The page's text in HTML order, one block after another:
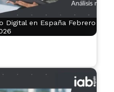
Digital en España Febrero